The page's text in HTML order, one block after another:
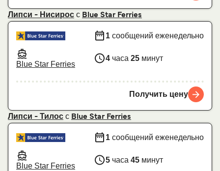
Липси - Нисирос с Blue Star Ferries
Blue Star Ferries
1 сообщений еженедельно
4 часа 25 минут
Получить цену
Липси - Тилос с Blue Star Ferries
Blue Star Ferries
1 сообщений еженедельно
5 часа 45 минут